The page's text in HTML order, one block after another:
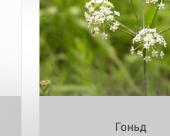
Гоньд